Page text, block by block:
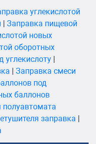
углекислотой
| Заправка пищевой
новых
оборотных
углекислоту |
| Заправка смеси
под
баллонов
полуавтомата
заправка |